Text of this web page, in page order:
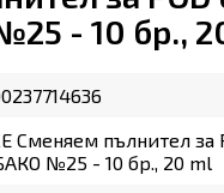
- 10 бр.,
Сменяем пълнител за
№25 - 10 бр., 20 ml